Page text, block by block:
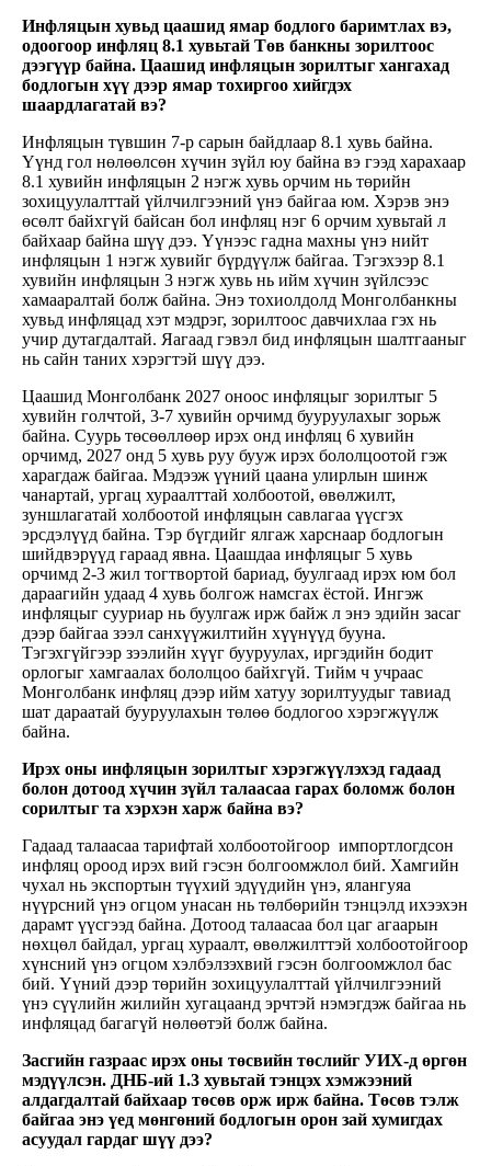
Инфляцын хувьд цаашид ямар бодлого баримтлах вэ,
одоогоор инфляц 8.1 хувьтай Төв банкны зорилтоос
дээгүүр байна. Цаашид инфляцын зорилтыг хангахад
бодлогын хүү дээр ямар тохиргоо хийгдэх
шаардлагатай вэ?
Инфляцын түвшин 7-р сарын байдлаар 8.1 хувь байна.
Үүнд гол нөлөөлсөн хүчин зүйл юу байна вэ гээд харахаар
8.1 хувийн инфляцын 2 нэгж хувь орчим нь төрийн
зохицуулалттай үйлчилгээний үнэ байгаа юм. Хэрэв энэ
өсөлт байхгүй байсан бол инфляц нэг 6 орчим хувьтай л
байхаар байна шүү дээ. Үүнээс гадна махны үнэ нийт
инфляцын 1 нэгж хувийг бүрдүүлж байгаа. Тэгэхээр 8.1
хувийн инфляцын 3 нэгж хувь нь ийм хүчин зүйлсээс
хамааралтай болж байна. Энэ тохиолдолд Монголбанкны
хувьд инфляцад хэт мэдрэг, зорилтоос давчихлаа гэх нь
учир дутагдалтай. Яагаад гэвэл бид инфляцын шалтгааныг
нь сайн таних хэрэгтэй шүү дээ.
Цаашид Монголбанк 2027 оноос инфляцыг зорилтыг 5
хувийн голчтой, 3-7 хувийн орчимд бууруулахыг зорьж
байна. Суурь төсөөллөөр ирэх онд инфляц 6 хувийн
орчимд, 2027 онд 5 хувь руу бууж ирэх бололцоотой гэж
харагдаж байгаа. Мэдээж үүний цаана улирлын шинж
чанартай, ургац хураалттай холбоотой, өвөлжилт,
зуншлагатай холбоотой инфляцын савлагаа үүсгэх
эрсдэлүүд байна. Тэр бүгдийг ялгаж харснаар бодлогын
шийдвэрүүд гараад явна. Цаашдаа инфляцыг 5 хувь
орчимд 2-3 жил тогтвортой бариад, буулгаад ирэх юм бол
дараагийн удаад 4 хувь болгож намсгах ёстой. Ингэж
инфляцыг сууриар нь буулгаж ирж байж л энэ эдийн засаг
дээр байгаа зээл санхүүжилтийн хүүнүүд бууна.
Тэгэхгүйгээр зээлийн хүүг бууруулах, иргэдийн бодит
орлогыг хамгаалах бололцоо байхгүй. Тийм ч учраас
Монголбанк инфляц дээр ийм хатуу зорилтуудыг тавиад
шат дараатай бууруулахын төлөө бодлогоо хэрэгжүүлж
байна.
Ирэх оны инфляцын зорилтыг хэрэгжүүлэхэд гадаад
болон дотоод хүчин зүйл талаасаа гарах боломж болон
сорилтыг та хэрхэн харж байна вэ?
Гадаад талаасаа тарифтай холбоотойгоор импортлогдсон
инфляц ороод ирэх вий гэсэн болгоомжлол бий. Хамгийн
чухал нь экспортын түүхий эдүүдийн үнэ, ялангуяа
нүүрсний үнэ огцом унасан нь төлбөрийн тэнцэлд ихээхэн
дарамт үүсгээд байна. Дотоод талаасаа бол цаг агаарын
нөхцөл байдал, ургац хураалт, өвөлжилттэй холбоотойгоор
хүнсний үнэ огцом хэлбэлзэхвий гэсэн болгоомжлол бас
бий. Үүний дээр төрийн зохицуулалттай үйлчилгээний
үнэ сүүлийн жилийн хугацаанд эрчтэй нэмэгдэж байгаа нь
инфляцад багагүй нөлөөтэй болж байна.
Засгийн газраас ирэх оны төсвийн төслийг УИХ-д өргөн
мэдүүлсэн. ДНБ-ий 1.3 хувьтай тэнцэх хэмжээний
алдагдалтай байхаар төсөв орж ирж байна. Төсөв тэлж
байгаа энэ үед мөнгөний бодлогын орон зай хумигдах
асуудал гардаг шүү дээ?